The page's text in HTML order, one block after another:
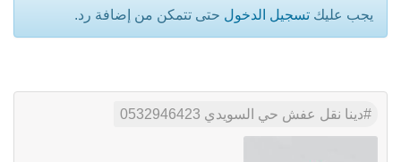
يجب عليك تسجيل الدخول حتى تتمكن من إضافة رد.
دينا نقل عفش حي السويدي 0532946423